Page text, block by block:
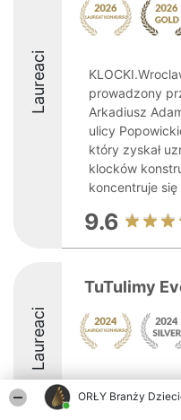
ORŁY Branży
Laureaci
prowadzony
Arkadiusz
ulicy
który zyskał
klocków
koncentruje
9.6
Laureaci
TuTulimy